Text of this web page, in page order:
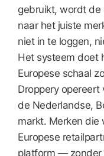
gebruikt, wordt de
naar het juiste
niet in te loggen,
Het systeem doet
Europese schaal
Droppery
de Nederlandse,
markt. Merken die
Europese
platform — zonder